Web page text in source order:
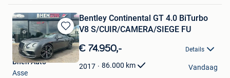
Bewaren
in
Mijn
Favorieten
Bentley Continental GT 4.0 BiTurbo
V8 S/CUIR/CAMERA/SIEGE FU
€ 74.950,- Details
2017 86.000 km
Bhen Auto
Asse
Vandaag